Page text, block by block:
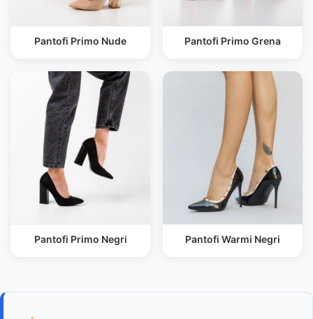
Pantofi Primo Nude Pantofi Primo Grena
Pantofi Primo Negri Pantofi Warmi Negri